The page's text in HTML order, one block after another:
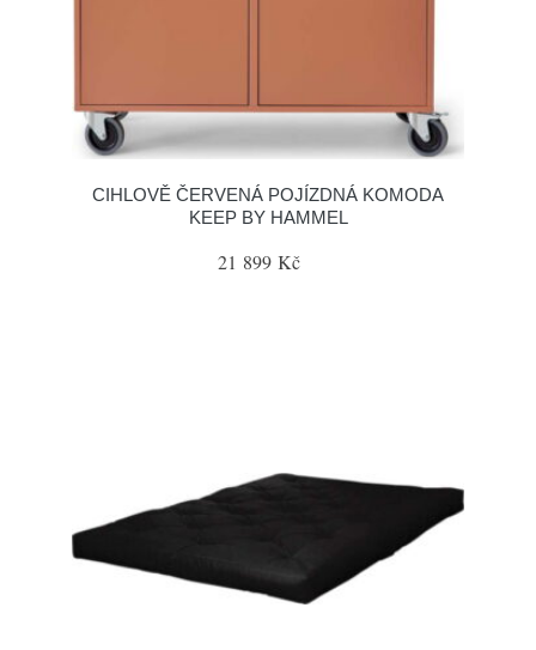
CIHLOVĚ ČERVENÁ POJÍZDNÁ KOMODA
KEEP BY HAMMEL
21 899 Kč